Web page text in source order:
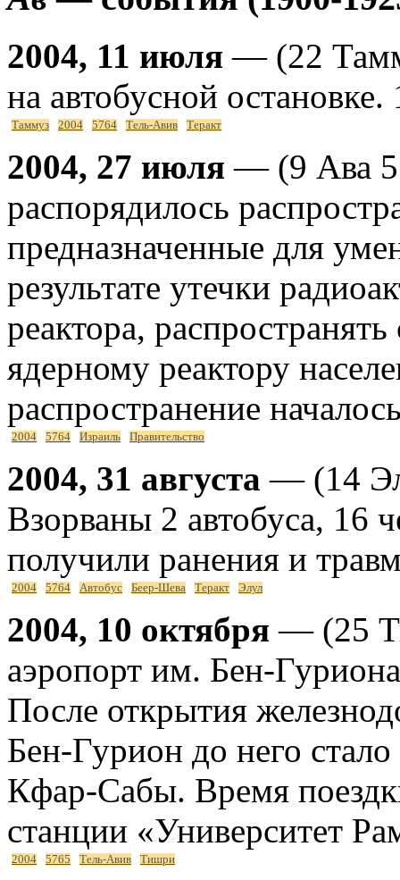
2004, 11 июля — (22
на автобусной
Таммуз 2004 5764 Тель-Авив Теракт
2004, 27 июля — (9 Ава
распорядилось
предназначенные для
результате утечки
реактора,
ядерному реактору
распространение
2004 5764 Израиль Правительство
2004, 31 августа — (14
Взорваны 2 автобуса, 16
получили ранения и
2004 5764 Автобус Беер-Шева Теракт Элул
2004, 10 октября — (25
аэропорт им. Бен-
После открытия
Бен-Гурион до него
Кфар-Сабы. Время
станции «Университет
2004 5765 Тель-Авив Тишри